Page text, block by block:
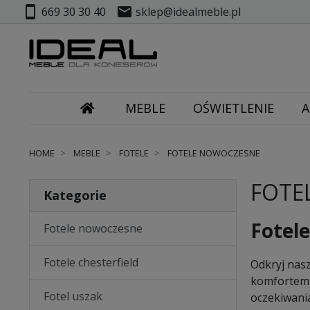
smartphone 669 30 30 40 mail sklep@idealmeble.pl
MEBLE OŚWIETLENIE
HOME MEBLE FOTELE FOTELE NOWOCZESNE
Kategorie
Fotele nowoczesne
Fotele chesterfield
Fotel uszak
Odkryj
komfortem